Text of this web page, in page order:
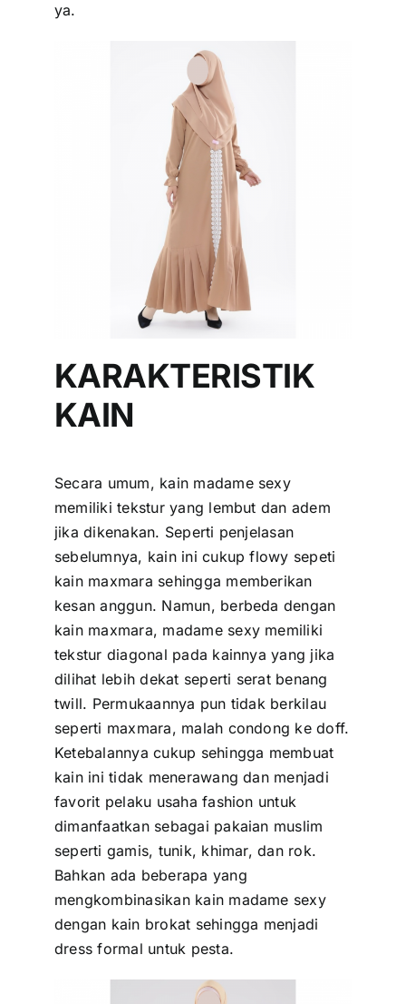
ya.
KARAKTERISTIK
KAIN
Secara umum, kain madame sexy
memiliki tekstur yang lembut dan adem
jika dikenakan. Seperti penjelasan
sebelumnya, kain ini cukup flowy sepeti
kain maxmara sehingga memberikan
kesan anggun. Namun, berbeda dengan
kain maxmara, madame sexy memiliki
tekstur diagonal pada kainnya yang jika
dilihat lebih dekat seperti serat benang
twill. Permukaannya pun tidak berkilau
seperti maxmara, malah condong ke doff.
Ketebalannya cukup sehingga membuat
kain ini tidak menerawang dan menjadi
favorit pelaku usaha fashion untuk
dimanfaatkan sebagai pakaian muslim
seperti gamis, tunik, khimar, dan rok.
Bahkan ada beberapa yang
mengkombinasikan kain madame sexy
dengan kain brokat sehingga menjadi
dress formal untuk pesta.